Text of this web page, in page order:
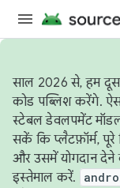
साल 2026 से, हम
कोड पब्लिश करेंगे.
स्टेबल डेवलपमेंट
सकें कि प्लैटफ़ॉर्म, पूरे
और उसमें योगदान देने
इस्तेमाल करें.